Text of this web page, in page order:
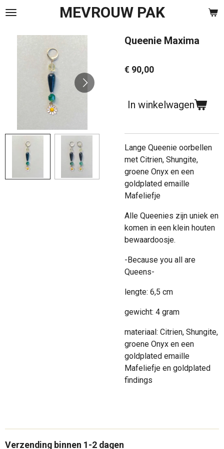
Ga
naar
hoofdinhoud
MEVROUW PAK
Queenie Maxima
€ 90,00
In winkelwagen
Lange Queenie oorbellen
met Citrien, Shungite,
groene Onyx en een
goldplated emaille
Mafeliefje
Alle Queenies zijn uniek en
komen in een klein houten
bewaardoosje.
-Because you all are
Queens-
lengte: 6,5 cm
gewicht: 4 gram
materiaal: Citrien, Shungite,
groene Onyx en een
goldplated emaille
Mafeliefje en goldplated
findings
Verzending binnen 1-2 dagen